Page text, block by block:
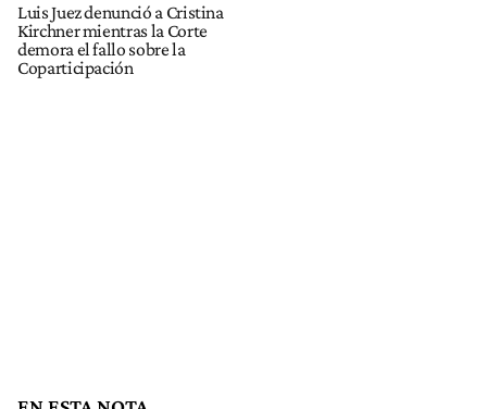
Luis Juez denunció a Cristina
Kirchner mientras la Corte
demora el fallo sobre la
Coparticipación